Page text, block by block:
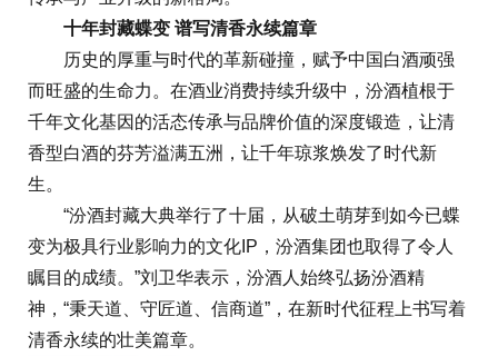
十年封藏蝶变 谱写清香永续篇章
历史的厚重与时代的革新碰撞，赋予中国白酒顽强
而旺盛的生命力。在酒业消费持续升级中，汾酒植根于
千年文化基因的活态传承与品牌价值的深度锻造，让清
香型白酒的芬芳溢满五洲，让千年琼浆焕发了时代新
生。
“汾酒封藏大典举行了十届，从破土萌芽到如今已蝶
变为极具行业影响力的文化IP，汾酒集团也取得了令人
瞩目的成绩。”刘卫华表示，汾酒人始终弘扬汾酒精
神，“秉天道、守匠道、信商道”，在新时代征程上书写着
清香永续的壮美篇章。